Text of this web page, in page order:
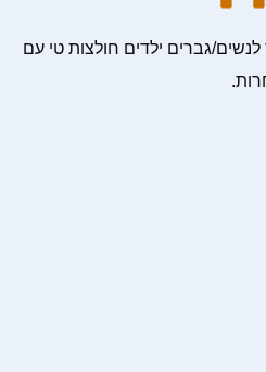
גברים ילדים חולצות טי עם